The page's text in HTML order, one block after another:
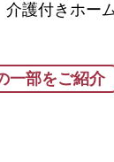
介護付きホー
一部をご紹介